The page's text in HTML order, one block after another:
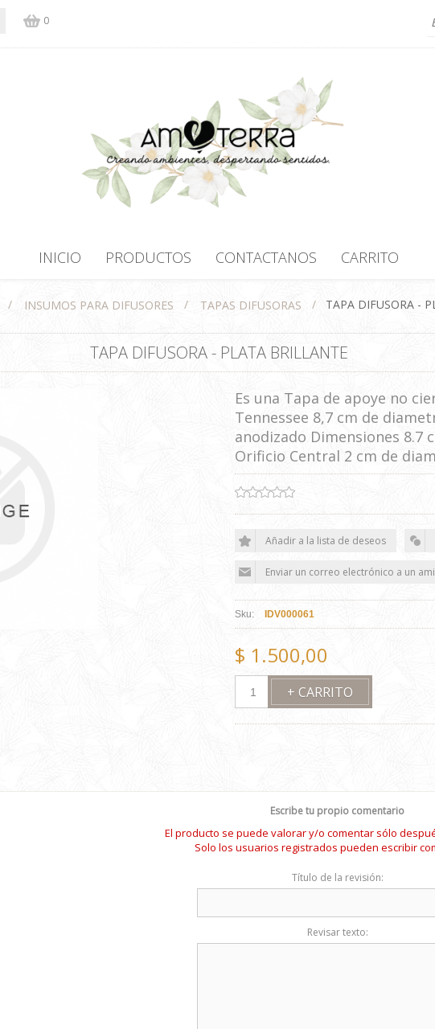
0
INICIO PRODUCTOS CONTACTANOS CARRITO
/ INSUMOS PARA DIFUSORES / TAPAS DIFUSORAS / TAPA DIFUSORA -
TAPA DIFUSORA - PLATA BRILLANTE
Es una Tapa de apoye no
Tennessee 8,7 cm de
anodizado Dimensiones 8.7
Orificio Central 2 cm de
Sku: IDV000061
$ 1.500,00
Escribe tu propio comentario
El producto se puede valorar y/o comentar sólo
Solo los usuarios registrados pueden escribir
Título de la revisión:
Revisar texto: